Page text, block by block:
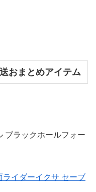
おまとめアイテム
ブラックホールフォー
イダーイクサ セーブ